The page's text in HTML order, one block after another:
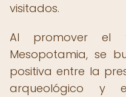
visitados.
Al promover el
Mesopotamia, se
positiva entre la
arqueológico y